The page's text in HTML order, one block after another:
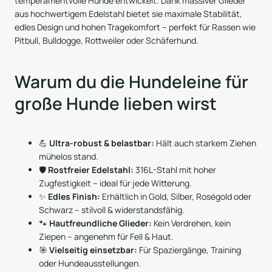
aus hochwertigem Edelstahl bietet sie maximale Stabilität,
edles Design und hohen Tragekomfort – perfekt für Rassen wie
Pitbull, Bulldogge, Rottweiler oder Schäferhund.
Warum du die Hundeleine für
große Hunde lieben wirst
💪 Ultra-robust & belastbar: Hält auch starkem Ziehen
mühelos stand.
🛡️ Rostfreier Edelstahl: 316L-Stahl mit hoher
Zugfestigkeit – ideal für jede Witterung.
✨ Edles Finish: Erhältlich in Gold, Silber, Roségold oder
Schwarz – stilvoll & widerstandsfähig.
🐾 Hautfreundliche Glieder: Kein Verdrehen, kein
Ziepen – angenehm für Fell & Haut.
🎯 Vielseitig einsetzbar: Für Spaziergänge, Training
oder Hundeausstellungen.